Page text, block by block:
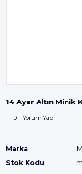
14 Ayar Altın Minik
0 - Yorum Yap
Marka
Stok Kodu